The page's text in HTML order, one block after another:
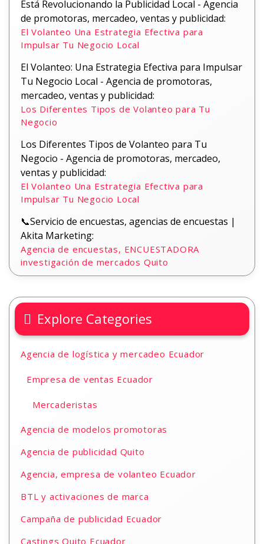
Está Revolucionando la Publicidad Local - Agencia
de promotoras, mercadeo, ventas y publicidad:
El Volanteo Una Estrategia Efectiva para
Impulsar Tu Negocio Local
El Volanteo: Una Estrategia Efectiva para Impulsar
Tu Negocio Local - Agencia de promotoras,
mercadeo, ventas y publicidad:
Los Diferentes Tipos de Volanteo para Tu
Negocio
Los Diferentes Tipos de Volanteo para Tu
Negocio - Agencia de promotoras, mercadeo,
ventas y publicidad:
El Volanteo Una Estrategia Efectiva para
Impulsar Tu Negocio Local
📞Servicio de encuestas, agencias de encuestas |
Akita Marketing:
Agencia de encuestas, ENCUESTADORA
investigación de mercados Quito
Explore Categories
Agencia de logística y mercadeo Ecuador
Empresa de ventas Ecuador
Mercaderistas
Agencia de modelos promotoras
Agencia de publicidad Quito
Agencia, empresa de volanteo Ecuador
BTL y activaciones de marca
Campaña de publicidad Ecuador
Castings Quito Ecuador